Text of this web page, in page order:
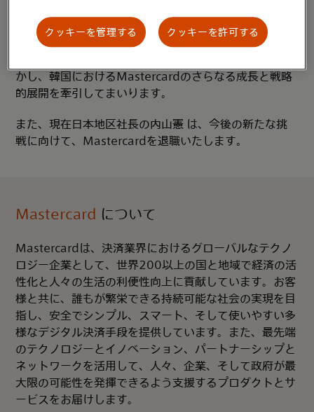
ます。これまで北東アジア地域の業務を統括してきたド
ンチャンは、特に韓国市場に対する深い知見と強固なパ
かし、韓国におけるMastercardのさらなる成長と戦略
的展開を牽引してまいります。
また、現在日本地区社長の内山憲 は、今後の新たな挑
戦に向けて、Mastercardを退職いたします。
Mastercard について
Mastercardは、決済業界におけるグローバルなテクノ
ロジー企業として、世界200以上の国と地域で経済の活
性化と人々の生活の利便性向上に貢献しています。お客
様と共に、誰もが繁栄できる持続可能な社会の実現を目
指し、安全でシンプル、スマート、そして使いやすい多
様なデジタル決済手段を提供しています。また、最先端
のテクノロジーとイノベーション、パートナーシップと
ネットワークを活用して、人々、企業、そして政府が最
大限の可能性を発揮できるよう支援するプロダクトとサ
ービスをお届けします。
クッキーを許可する
クッキーを管理する